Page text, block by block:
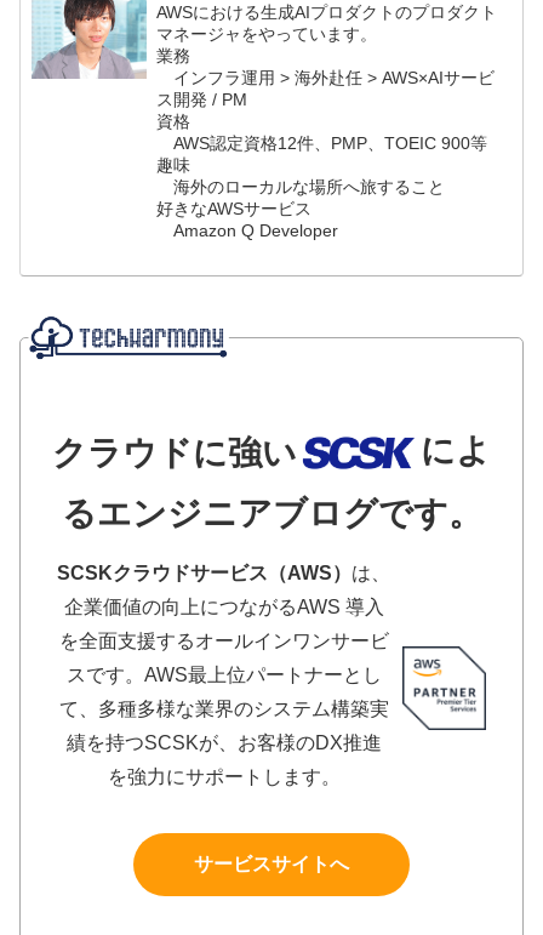
AWSにおける生成AIプロダクトのプロダクト
マネージャをやっています。
業務
インフラ運用 > 海外赴任 > AWS×AIサービ
ス開発 / PM
資格
AWS認定資格12件、PMP、TOEIC 900等
趣味
海外のローカルな場所へ旅すること
好きなAWSサービス
Amazon Q Developer
クラウドに強い
によ
るエンジニアブログです。
SCSKクラウドサービス（AWS） は、
企業価値の向上につながるAWS 導入
を全面支援するオールインワンサービ
スです。AWS最上位パートナーとし
て、多種多様な業界のシステム構築実
績を持つSCSKが、お客様のDX推進
を強力にサポートします。
サービスサイトへ